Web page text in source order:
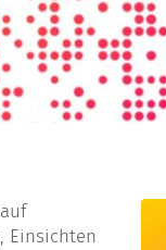
Einsichten